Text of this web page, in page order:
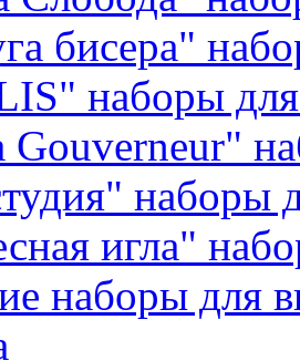
бисера"
наборы
Gouverneur"
наборы
игла"
наборы для